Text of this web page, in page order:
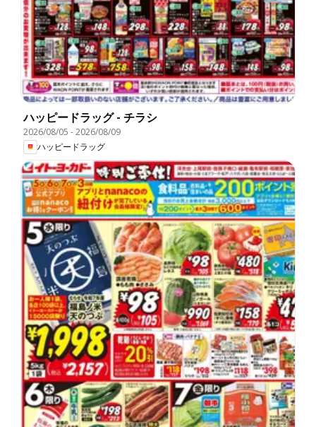
ハッピードラッグ - チラシ
2026/08/05 -2026/08/09
ハッピードラッグ